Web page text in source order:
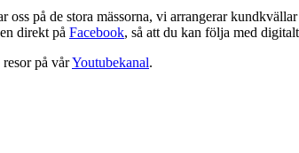
på de stora mässorna, vi arrangerar
direkt på Facebook, så att du kan följa med
på vårYoutubekanal.